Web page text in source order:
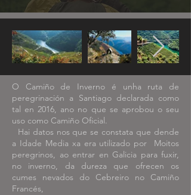
O Camiño de Inverno é unha ruta de
peregrinación a Santiago declarada como
tal en 2016, ano no que se aprobou o seu
uso como Camiño Oficial.
Hai datos nos que se constata que dende
a Idade Media xa era utilizado por
Moitos
peregrinos, ao entrar en Galicia para fuxir,
no inverno, da dureza que ofrecen os
cumes nevados do Cebreiro no Camiño
Francés,